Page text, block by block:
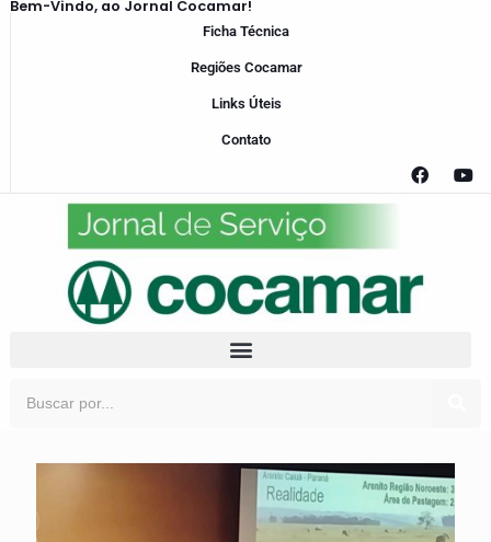
Bem-Vindo, ao Jornal Cocamar!
Ficha Técnica
Regiões Cocamar
Links Úteis
Contato